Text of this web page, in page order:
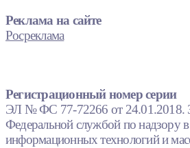
Реклама на сайте
Росреклама
Регистрационный номер серии
ЭЛ № ФС 77-72266 от 24.01.2018.
Федеральной службой по надзору в
информационных технологий и